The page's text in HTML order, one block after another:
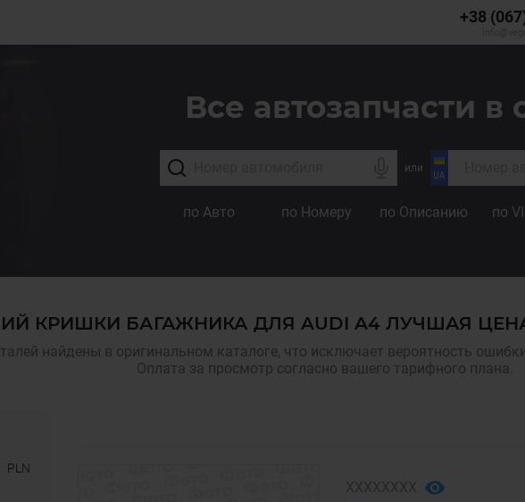
+38
Все автозапчасти
или
по Авто по Номеру по Описанию по
КРИШКИ БАГАЖНИКА ДЛЯ AUDI A4 ЛУЧШАЯ
найдены в оригинальном каталоге, что исключает вероятность
Оплата за просмотр согласно вашего тарифного плана.
PLN